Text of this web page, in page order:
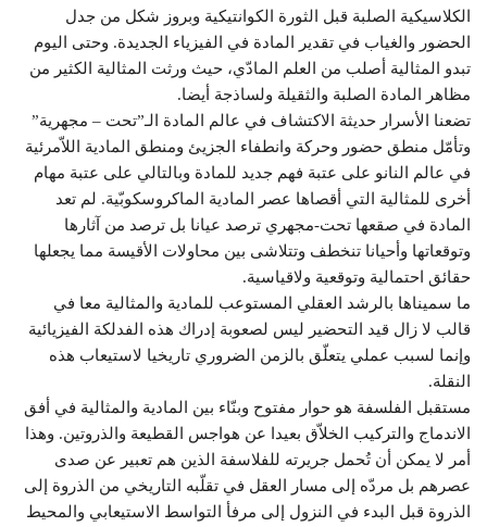
الكلاسيكية الصلبة قبل الثورة الكوانتيكية وبروز شكل من جدل
الحضور والغياب في تقدير المادة في الفيزياء الجديدة. وحتى اليوم
تبدو المثالية أصلب من العلم المادّي، حيث ورثت المثالية الكثير من
مظاهر المادة الصلبة والثقيلة ولساذجة أيضا.
تضعنا الأسرار حديثة الاكتشاف في عالم المادة الـ”تحت – مجهرية”
وتأمّل منطق حضور وحركة وانطفاء الجزيئ ومنطق المادية اللاّمرئية
في عالم النانو على عتبة فهم جديد للمادة وبالتالي على عتبة مهام
أخرى للمثالية التي أقصاها عصر المادية الماكروسكوبّية. لم تعد
المادة في صقعها تحت-مجهري ترصد عيانا بل ترصد من آثارها
وتوقعاتها وأحيانا تنخطف وتتلاشى بين محاولات الأقيسة مما يجعلها
حقائق احتمالية وتوقعية ولاقياسية.
ما سميناها بالرشد العقلي المستوعب للمادية والمثالية معا في
قالب لا زال قيد التحضير ليس لصعوبة إدراك هذه الفدلكة الفيزيائية
وإنما لسبب عملي يتعلّق بالزمن الضروري تاريخيا لاستيعاب هذه
النقلة.
مستقبل الفلسفة هو حوار مفتوح وبنّاء بين المادية والمثالية في أفق
الاندماج والتركيب الخلاّق بعيدا عن هواجس القطيعة والذروتين. وهذا
أمر لا يمكن أن تُحمل جريرته للفلاسفة الذين هم تعبير عن صدى
عصرهم بل مردّه إلى مسار العقل في تقلّبه التاريخي من الذروة إلى
الذروة قبل البدء في النزول إلى مرفأ التواسط الاستيعابي والمحيط